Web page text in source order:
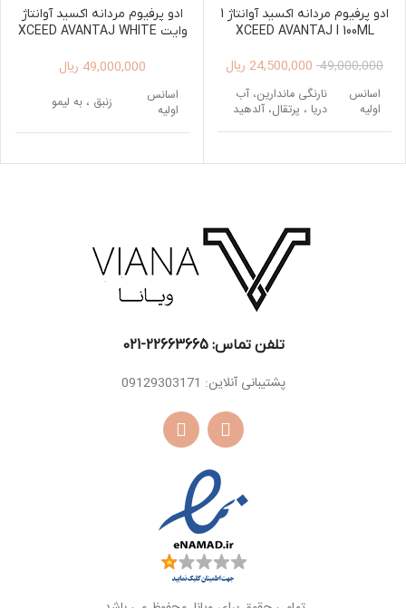
ادو پرفیوم مردانه اکسید آوانتاژ 1
XCEED AVANTAJ I 100ML
49,000,000
24,500,000 ریال
اسانس
اولیه
نارنگی ماندارین، آب
دریا ، پرتقال، آلدهید
میانی
بهار نارنج، سدر ، فلفل
کهربا، وانیل ، خس
خس ، لامی
ادو پرفیوم مردانه اکسید آوانتاژ
وایت XCEED AVANTAJ WHITE
49,000,000 ریال
اسانس
اولیه
زنبق ، به لیمو
میانی
برگ بنفشه
تلفن تماس: 22663665-021​
پشتیبانی آنلاین: 09129303171